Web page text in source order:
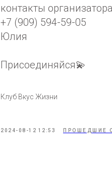
контакты
+7 (909) 594-59-05
Юлия
Присоединяйся💫
Клуб Вкус Жизни
2024-08-12 12:53 ПРОШЕДШИЕ